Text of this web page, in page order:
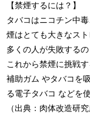
【禁煙するには？】
タバコはニコチン中
煙はとても大きなス
多くの人が失敗するの
これから禁煙に挑戦
補助ガム やタバコを
る電子タバコ などを
（出典：肉体改造研究